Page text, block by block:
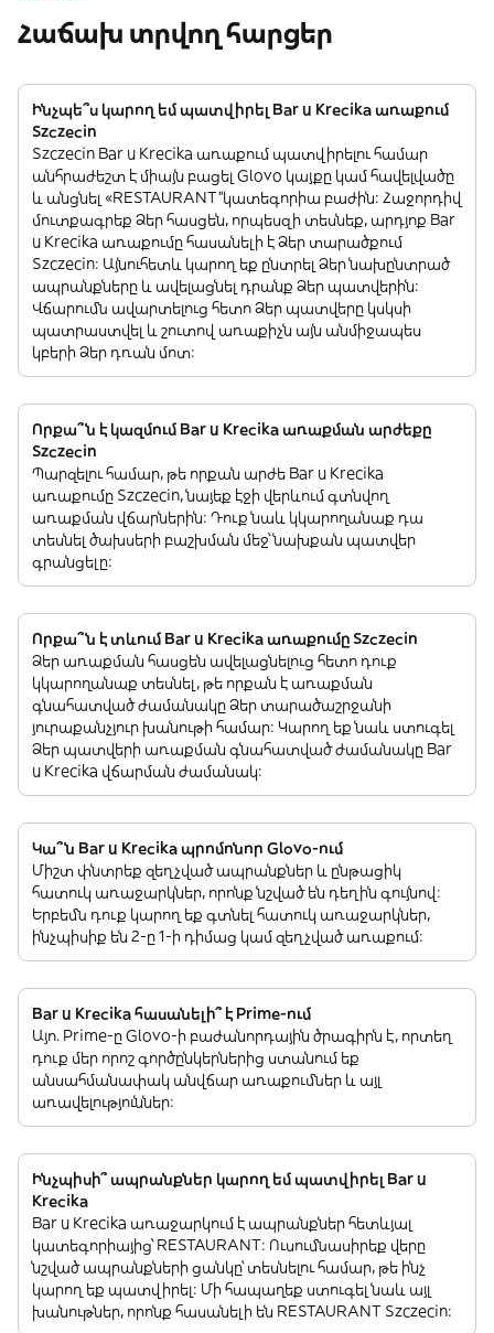
Հաճախ տրվող հարցեր
Ինչպե՞ս կարող եմ պատվիրել Bar u Krecika առաքում
Szczecin
Szczecin Bar u Krecika առաքում պատվիրելու համար
անհրաժեշտ է միայն բացել Glovo կայքը կամ հավելվածը
և անցնել «RESTAURANT”կատեգորիա բաժին: Հաջորդիվ
մուտքագրեք Ձեր հասցեն, որպեսզի տեսնեք, արդյոք Bar
u Krecika առաքումը հասանելի է Ձեր տարածքում
Szczecin: Այնուհետև կարող եք ընտրել Ձեր նախընտրած
ապրանքները և ավելացնել դրանք Ձեր պատվերին:
Վճարումն ավարտելուց հետո Ձեր պատվերը կսկսի
պատրաստվել և շուտով առաքիչն այն անմիջապես
կբերի Ձեր դռան մոտ:
Որքա՞ն է կազմում Bar u Krecika առաքման արժեքը
Szczecin
Պարզելու համար, թե որքան արժե Bar u Krecika
առաքումը Szczecin, նայեք էջի վերևում գտնվող
առաքման վճարներին: Դուք նաև կկարողանաք դա
տեսնել ծախսերի բաշխման մեջ՝ նախքան պատվեր
գրանցելը:
Որքա՞ն է տևում Bar u Krecika առաքումը Szczecin
Ձեր առաքման հասցեն ավելացնելուց հետո դուք
կկարողանաք տեսնել, թե որքան է առաքման
գնահատված ժամանակը Ձեր տարածաշրջանի
յուրաքանչյուր խանութի համար: Կարող եք նաև ստուգել
Ձեր պատվերի առաքման գնահատված ժամանակը Bar
u Krecika վճարման ժամանակ:
Կա՞ն Bar u Krecika պրոմոնոր Glovo-ում
Միշտ փնտրեք զեղչված ապրանքներ և ընթացիկ
հատուկ առաջարկներ, որոնք նշված են դեղին գույնով:
Երբեմն դուք կարող եք գտնել հատուկ առաջարկներ,
ինչպիսիք են 2-ը 1-ի դիմաց կամ զեղչված առաքում:
Bar u Krecika հասանելի՞ է Prime-ում
Այո. Prime-ը Glovo-ի բաժանորդային ծրագիրն է, որտեղ
դուք մեր որոշ գործընկերներից ստանում եք
անսահմանափակ անվճար առաքումներ և այլ
առավելություններ:
Ինչպիսի՞ ապրանքներ կարող եմ պատվիրել Bar u
Krecika
Bar u Krecika առաջարկում է ապրանքներ հետևյալ
կատեգորիայից՝ RESTAURANT: Ուսումնասիրեք վերը
նշված ապրանքների ցանկը՝ տեսնելու համար, թե ինչ
կարող եք պատվիրել: Մի հապաղեք ստուգել նաև այլ
խանութներ, որոնք հասանելի են RESTAURANT Szczecin: